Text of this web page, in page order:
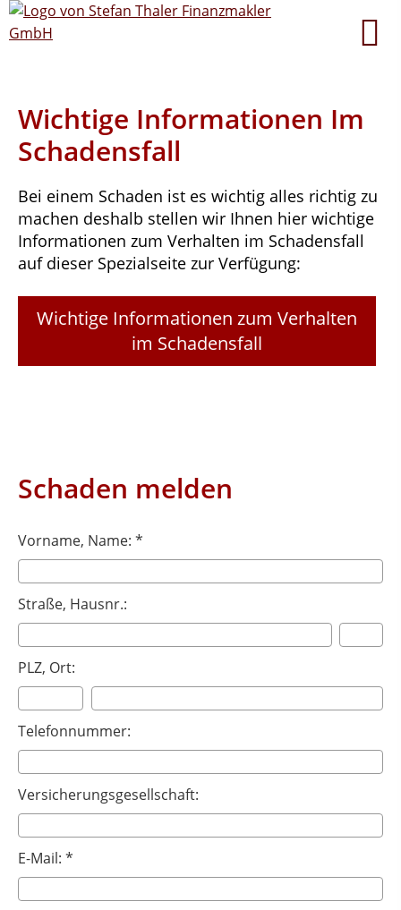
Wichtige Informationen Im
Schadensfall
Bei einem Schaden ist es wichtig alles richtig zu
machen deshalb stellen wir Ihnen hier wichtige
Informationen zum Verhalten im Schadensfall
auf dieser Spezialseite zur Verfügung:
Wichtige Informationen zum Verhalten
im Schadensfall
Schaden melden
Vorname, Name: *
Straße, Hausnr.:
PLZ, Ort:
Telefonnummer:
Versicherungsgesellschaft:
E-Mail: *